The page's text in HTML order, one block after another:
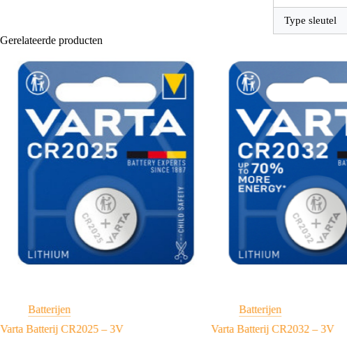
Type sleutel
Gerelateerde producten
Batterijen
Varta Batterij CR2025 – 3V
Batterijen
Varta Batterij CR2032 – 3V